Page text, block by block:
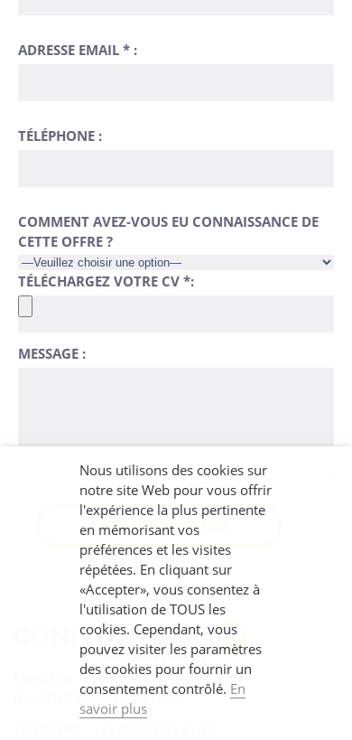
ADRESSE EMAIL * :
TÉLÉPHONE :
COMMENT AVEZ-VOUS EU CONNAISSANCE DE
CETTE OFFRE ?
TÉLÉCHARGEZ VOTRE CV *:
MESSAGE :
EXPERTISE & SERVICES
D’INGÉNIERIE INFORMATIQUE
Nous utilisons des cookies sur
notre site Web pour vous offrir
l'expérience la plus pertinente
en mémorisant vos
préférences et les visites
répétées. En cliquant sur
«Accepter», vous consentez à
l'utilisation de TOUS les
cookies. Cependant, vous
pouvez visiter les paramètres
des cookies pour fournir un
consentement contrôlé. En
savoir plus